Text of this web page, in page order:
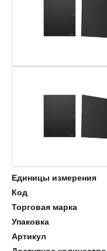
Единицы измерения
Код
Торговая марка
Упаковка
Артикул